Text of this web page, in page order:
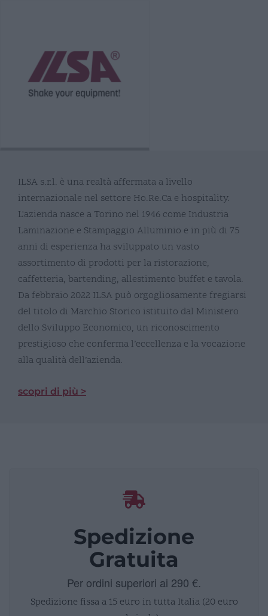
ILSA s.r.l. è una realtà affermata a livello
internazionale nel settore Ho.Re.Ca e hospitality.
L'azienda nasce a Torino nel 1946 come Industria
Laminazione e Stampaggio Alluminio e in più di 75
anni di esperienza ha sviluppato un vasto
assortimento di prodotti per la ristorazione,
caffetteria, bartending, allestimento buffet e tavola.
Da febbraio 2022 ILSA può orgogliosamente fregiarsi
del titolo di Marchio Storico istituito dal Ministero
dello Sviluppo Economico, un riconoscimento
prestigioso che conferma l’eccellenza e la vocazione
alla qualità dell’azienda.
scopri di più >
Spedizione
Gratuita
Per ordini superiori ai 290 €.
Spedizione fissa a 15 euro in tutta Italia (20 euro